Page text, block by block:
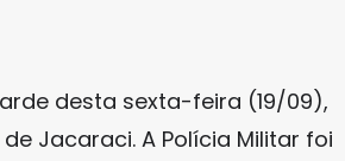
desta sexta-feira (19/09),
Jacaraci. A Polícia Militar foi